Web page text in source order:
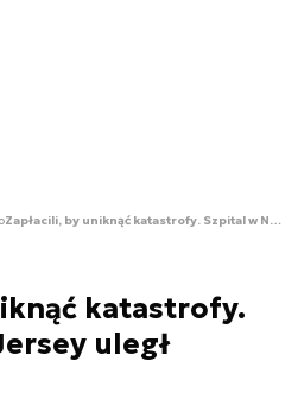
Zapłacili, by uniknąć katastrofy. Szpital w New Jersey uległ hakerom
katastrofy.
uległ